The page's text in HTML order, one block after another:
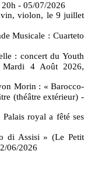
- 05/07/2026
violon, le 9 juillet
Musicale : Cuarteto
: concert du Youth
Mardi 4 Août 2026,
Morin : « Barocco-
(théâtre extérieur) -
royal a fêté ses
di Assisi » (Le Petit
06/2026